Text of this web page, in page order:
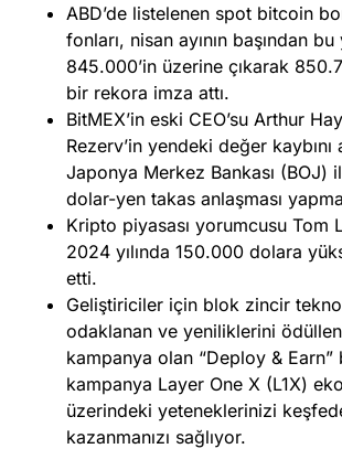
ABD’de listelenen spot bitcoin
fonları, nisan ayının başından bu
845.000’in üzerine çıkarak
bir rekora imza attı.
BitMEX’in eski CEO’su Arthur
Rezerv’in yendeki değer
Japonya Merkez Bankası (BOJ)
dolar-yen takas anlaşması
Kripto piyasası yorumcusu Tom
2024 yılında 150.000 dolara
etti.
Geliştiriciler için blok zincir
odaklanan ve yeniliklerini
kampanya olan “Deploy & Earn”
kampanya Layer One X (L1X)
üzerindeki yeteneklerinizi
kazanmanızı sağlıyor.